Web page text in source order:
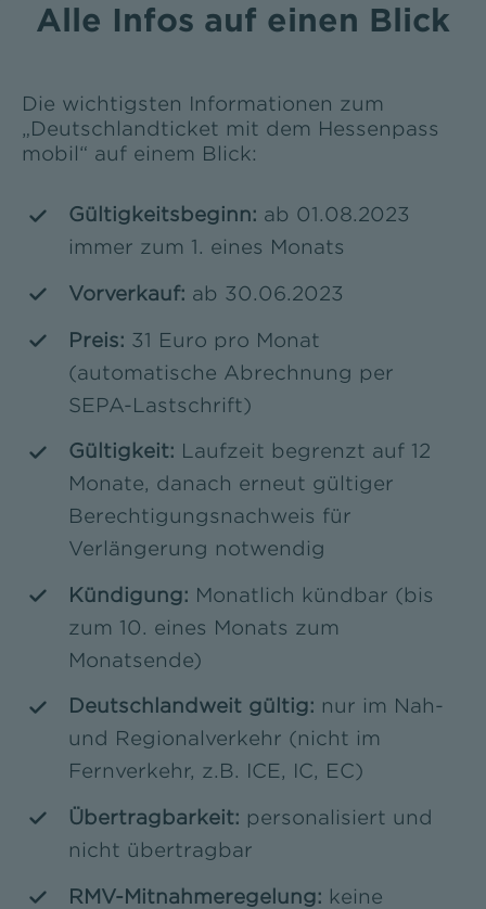
Alle Infos auf einen Blick
Die wichtigsten Informationen zum
„Deutschlandticket mit dem Hessenpass
mobil“ auf einem Blick:
Gültigkeitsbeginn: ab 01.08.2023
immer zum 1. eines Monats
Vorverkauf: ab 30.06.2023
Preis: 31 Euro pro Monat
(automatische Abrechnung per
SEPA-Lastschrift)
Gültigkeit: Laufzeit begrenzt auf 12
Monate, danach erneut gültiger
Berechtigungsnachweis für
Verlängerung notwendig
Kündigung: Monatlich kündbar (bis
zum 10. eines Monats zum
Monatsende)
Deutschlandweit gültig: nur im Nah-
und Regionalverkehr (nicht im
Fernverkehr, z.B. ICE, IC, EC)
Übertragbarkeit: personalisiert und
nicht übertragbar
RMV-Mitnahmeregelung: keine